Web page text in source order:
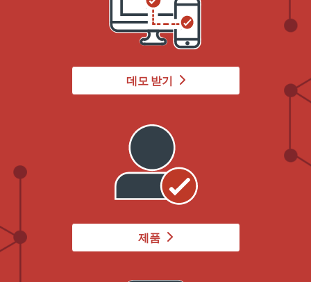
데모 받기
제품